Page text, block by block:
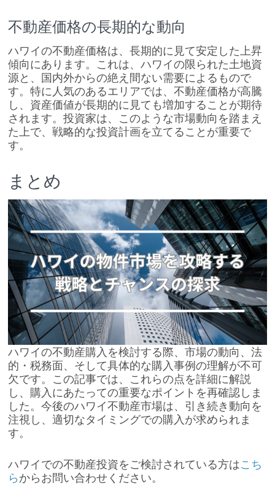
不動産価格の長期的な動向
ハワイの不動産価格は、長期的に見て安定した上昇
傾向にあります。これは、ハワイの限られた土地資
源と、国内外からの絶え間ない需要によるもので
す。特に人気のあるエリアでは、不動産価格が高騰
し、資産価値が長期的に見ても増加することが期待
されます。投資家は、このような市場動向を踏まえ
た上で、戦略的な投資計画を立てることが重要で
す。
まとめ
ハワイの不動産購入を検討する際、市場の動向、法
的・税務面、そして具体的な購入事例の理解が不可
欠です。この記事では、これらの点を詳細に解説
し、購入にあたっての重要なポイントを再確認しま
した。今後のハワイ不動産市場は、引き続き動向を
注視し、適切なタイミングでの購入が求められま
す。
ハワイでの不動産投資をご検討されている方はこち
らからお問い合わせください。